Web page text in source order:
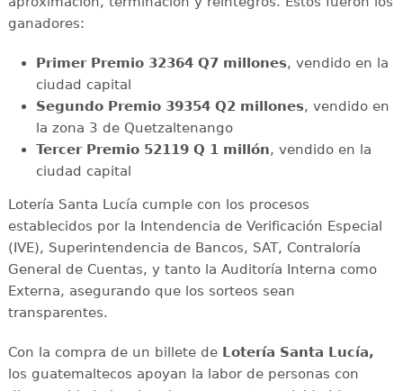
ganadores:
Primer Premio 32364 Q7 millones, vendido en la
ciudad capital
Segundo Premio 39354 Q2 millones, vendido en
la zona 3 de Quetzaltenango
Tercer Premio 52119 Q 1 millón, vendido en la
ciudad capital
Lotería Santa Lucía cumple con los procesos
establecidos por la Intendencia de Verificación Especial
(IVE), Superintendencia de Bancos, SAT, Contraloría
General de Cuentas, y tanto la Auditoría Interna como
Externa, asegurando que los sorteos sean
transparentes.
Con la compra de un billete de Lotería Santa Lucía,
los guatemaltecos apoyan la labor de personas con